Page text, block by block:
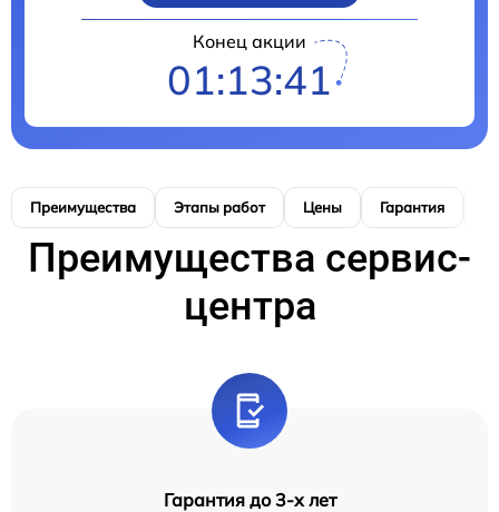
Конец акции
01:13:40
Преимущества Этапы работ Цены Гарантия
Преимущества сервис-
центра
Гарантия до 3-х лет